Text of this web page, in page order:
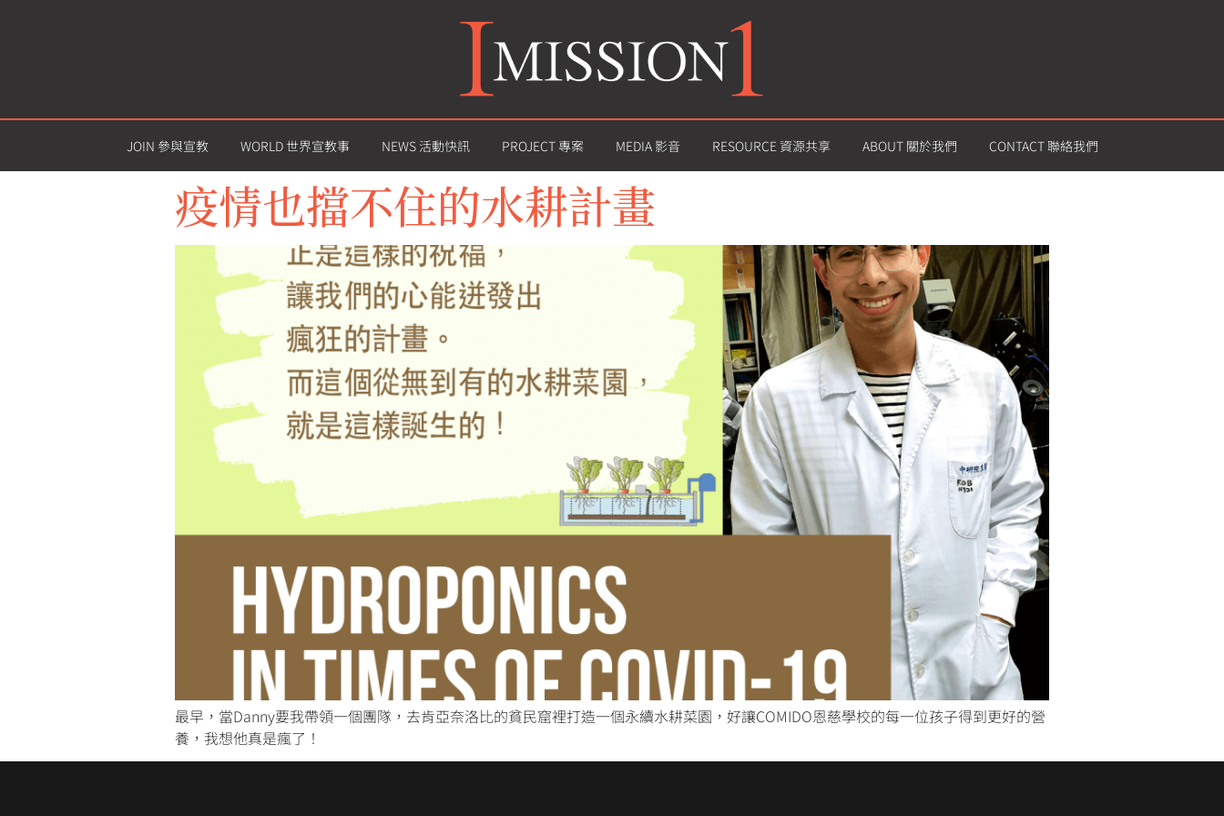
JOIN 參與宣教 WORLD 世界宣教事 NEWS 活動快訊 PROJECT 專案 MEDIA 影音 RESOURCE 資源共享 ABOUT 關於我們 CONTACT 聯絡我們
疫情也擋不住的水耕計畫
最早，當Danny要我帶領一個團隊，去肯亞奈洛比的貧民窟裡打造一個永續水耕菜園，好讓COMIDO恩慈學校的每一位孩子得到更好的營
養，我想他真是瘋了！